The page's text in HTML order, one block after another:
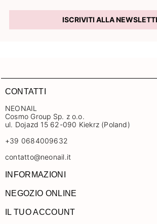
ISCRIVITI ALLA
CONTATTI
NEONAIL
Cosmo Group Sp. z o.o.
ul. Dojazd 15 62-090 Kiekrz (Poland)
+39 0684009632
contatto@neonail.it
INFORMAZIONI
NEGOZIO ONLINE
IL TUO ACCOUNT